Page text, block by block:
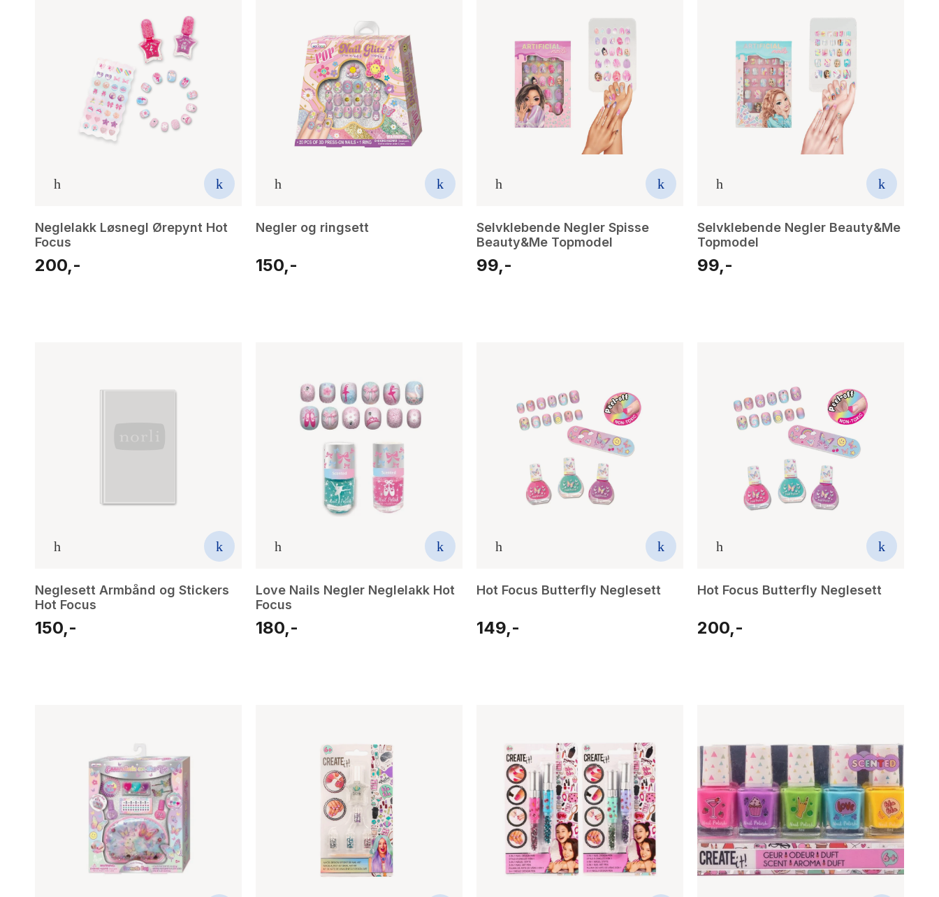
Neglelakk Løsnegl Ørepynt Hot
Focus
200,-
Negler og ringsett
150,-
Selvklebende Negler Spisse
Beauty&Me Topmodel
99,-
Selvklebende Negler Beauty&Me
Topmodel
99,-
Neglesett Armbånd og Stickers
Hot Focus
150,-
Love Nails Negler Neglelakk Hot
Focus
180,-
Hot Focus Butterfly Neglesett
149,-
Hot Focus Butterfly Neglesett
200,-